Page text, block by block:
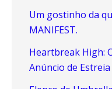
Um gostinho da
MANIFEST.
Heartbreak High:
Anúncio de